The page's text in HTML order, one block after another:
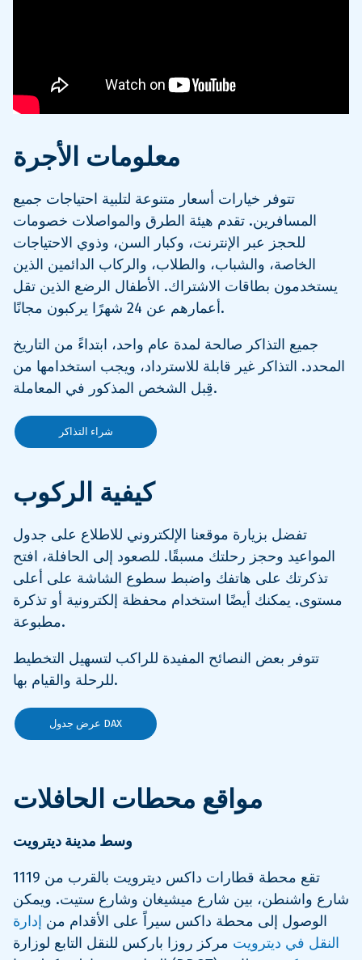
معلومات الأجرة
تتوفر خيارات أسعار متنوعة لتلبية احتياجات جميع
المسافرين. تقدم هيئة الطرق والمواصلات خصومات
للحجز عبر الإنترنت، وكبار السن، وذوي الاحتياجات
الخاصة، والشباب، والطلاب، والركاب الدائمين الذين
يستخدمون بطاقات الاشتراك. الأطفال الرضع الذين تقل
أعمارهم عن 24 شهرًا يركبون مجانًا.
جميع التذاكر صالحة لمدة عام واحد، ابتداءً من التاريخ
المحدد. التذاكر غير قابلة للاسترداد، ويجب استخدامها من
قِبل الشخص المذكور في المعاملة.
شراء التذاكر
كيفية الركوب
تفضل بزيارة موقعنا الإلكتروني للاطلاع على جدول
المواعيد وحجز رحلتك مسبقًا. للصعود إلى الحافلة، افتح
تذكرتك على هاتفك واضبط سطوع الشاشة على أعلى
مستوى. يمكنك أيضًا استخدام محفظة إلكترونية أو تذكرة
مطبوعة.
تتوفر بعض النصائح المفيدة للراكب لتسهيل التخطيط
للرحلة والقيام بها.
عرض جدول DAX
مواقع محطات الحافلات
وسط مدينة ديترويت
تقع محطة قطارات داكس ديترويت بالقرب من 1119
شارع واشنطن، بين شارع ميشيغان وشارع ستيت. ويمكن
الوصول إلى محطة داكس سيراً على الأقدام من إدارة
النقل في ديترويت مركز روزا باركس للنقل التابع لوزارة